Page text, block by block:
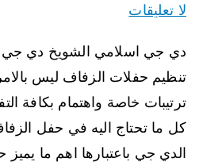
لا تعليقات
دي جي اسلامي الشويخ دي جي
تنظيم حفلات الزفاف ليس
ترتيبات خاصة واهتمام بكافة
كل ما تحتاج اليه في حفل
الدي جي باعتبارها اهم ما